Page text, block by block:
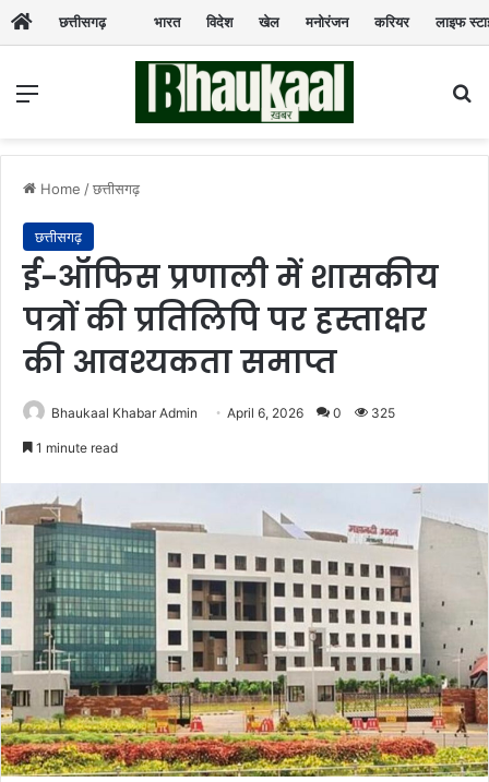
छत्तीसगढ़ भारत विदेश खेल मनोरंजन करियर लाइफ
Menu
Home /छत्तीसगढ़
छत्तीसगढ़
ई-ऑफिस प्रणाली में शासकीय
पत्रों की प्रतिलिपि पर हस्ताक्षर
की आवश्यकता समाप्त
Bhaukaal Khabar Admin April 6, 2026 0 325
1 minute read